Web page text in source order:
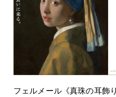
フェルメール《真珠の耳飾